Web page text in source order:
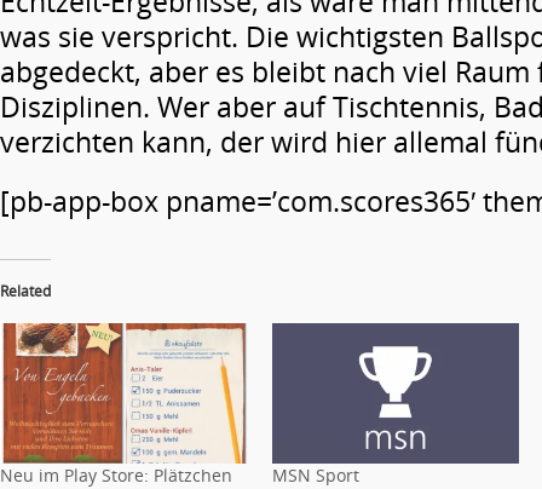
was sie verspricht. Die wichtigsten
abgedeckt, aber es bleibt nach viel
Disziplinen. Wer aber auf Tischtennis,
verzichten kann, der wird hier allemal
[pb-app-box pname=’com.scores365′
Related
Neu im Play Store: Plätzchen
MSN Sport